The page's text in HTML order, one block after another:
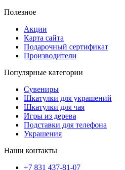
Полезное
Акции
Карта сайта
Подарочный сертификат
Производители
Популярные категории
Сувениры
Шкатулки для украшений
Шкатулки для чая
Игры из дерева
Подставки для телефона
Украшения
Наши контакты
+7 831 437-81-07